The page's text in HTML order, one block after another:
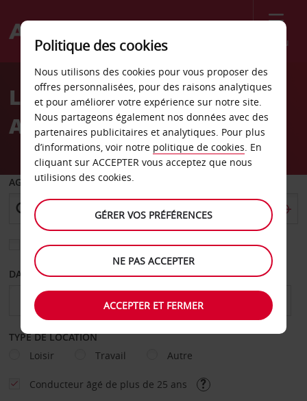
Menu
Welcome
AvisLocation de voiture
Avignon
AGENCE DE DÉPART
Sélectionnez une autre agence de retour
DATE DE DÉPART DATE DE RETOUR
TYPE DE LOCATION
Loisir
Travail Autre
Conducteur âgé de plus de 25 ans
Politique des cookies
Nous utilisons des cookies pour vous proposer des
offres personnalisées, pour des raisons analytiques
et pour améliorer votre expérience sur notre site.
Nous partageons également nos données avec des
partenaires publicitaires et analytiques. Pour plus
d’informations, voir notre politique de cookies. En
cliquant sur ACCEPTER vous acceptez que nous
utilisions des cookies.
GÉRER VOS PRÉFÉRENCES
NE PAS ACCEPTER
ACCEPTER ET FERMER